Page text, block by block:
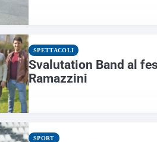
SPETTACOLI
Svalutation Band al
Ramazzini
SPORT